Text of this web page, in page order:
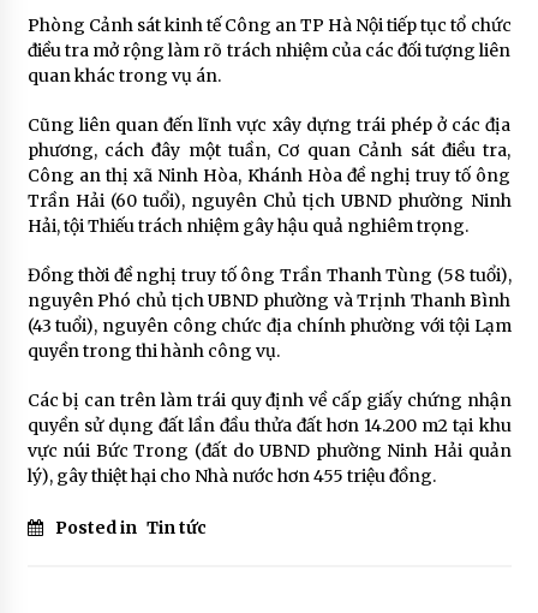
Phòng Cảnh sát kinh tế Công an TP Hà Nội tiếp tục tổ chức
điều tra mở rộng làm rõ trách nhiệm của các đối tượng liên
quan khác trong vụ án.
Cũng liên quan đến lĩnh vực xây dựng trái phép ở các địa
phương, cách đây một tuần, Cơ quan Cảnh sát điều tra,
Công an thị xã Ninh Hòa, Khánh Hòa đề nghị truy tố ông
Trần Hải (60 tuổi), nguyên Chủ tịch UBND phường Ninh
Hải, tội Thiếu trách nhiệm gây hậu quả nghiêm trọng.
Đồng thời đề nghị truy tố ông Trần Thanh Tùng (58 tuổi),
nguyên Phó chủ tịch UBND phường và Trịnh Thanh Bình
(43 tuổi), nguyên công chức địa chính phường với tội Lạm
quyền trong thi hành công vụ.
Các bị can trên làm trái quy định về cấp giấy chứng nhận
quyền sử dụng đất lần đầu thửa đất hơn 14.200 m2 tại khu
vực núi Bức Trong (đất do UBND phường Ninh Hải quản
lý), gây thiệt hại cho Nhà nước hơn 455 triệu đồng.
Posted in Tin tức